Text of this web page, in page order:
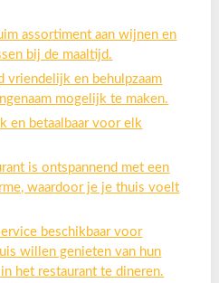
assortiment aan wijnen en
bij de maaltijd.
vriendelijk en behulpzaam
mogelijk te maken.
en betaalbaar voor elk
is ontspannend met een
waardoor je je thuis voelt
beschikbaar voor
willen genieten van hun
het restaurant te dineren.